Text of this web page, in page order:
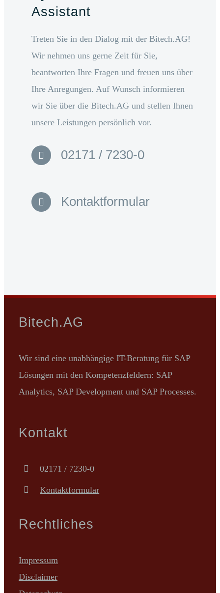
Assistant
Treten Sie in den Dialog mit der Bitech.AG!
Wir nehmen uns gerne Zeit für Sie,
beantworten Ihre Fragen und freuen uns über
Ihre Anregungen. Auf Wunsch informieren
wir Sie über die Bitech.AG und stellen Ihnen
unsere Leistungen persönlich vor.
02171 / 7230-0
Kontaktformular
Bitech.AG
Wir sind eine unabhängige IT-Beratung für SAP
Lösungen mit den Kompetenzfeldern: SAP
Analytics, SAP Development und SAP Processes.
Kontakt
02171 / 7230-0
Kontaktformular
Rechtliches
Impressum
Disclaimer